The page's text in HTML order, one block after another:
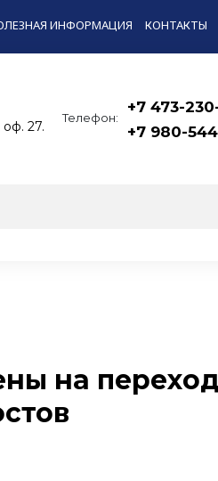
ИНФОРМАЦИЯ КОНТАКТЫ
27.
Телефон:
+7 473-
+7 980-
на